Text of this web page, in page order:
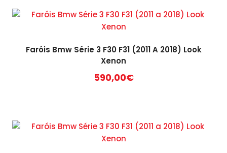
Faróis Bmw Série 3 F30 F31 (2011 A 2018) Look
Xenon
590,00€